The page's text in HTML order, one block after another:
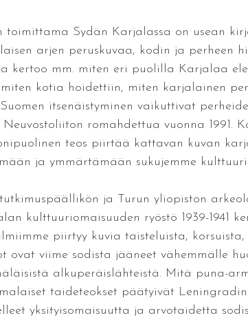
toimittama Sydän Karjalassa on usean
arjen peruskuvaa, kodin ja perheen
kertoo mm. miten eri puolilla Karjalaa
kotia hoidettiin, miten karjalainen
itsenäistyminen vaikuttivat
romahdettua vuonna 1991.
teos piirtää kattavan kuvan
ja ymmärtämään sukujemme
ja Turun yliopiston
kulttuuriomaisuuden ryöstö 1939-1941
piirtyy kuvia taisteluista,
ovat viime sodista jääneet vähemmälle
alkuperäislähteistä. Mitä puna-
taideteokset päätyivät
yksityisomaisuutta ja arvotaidetta